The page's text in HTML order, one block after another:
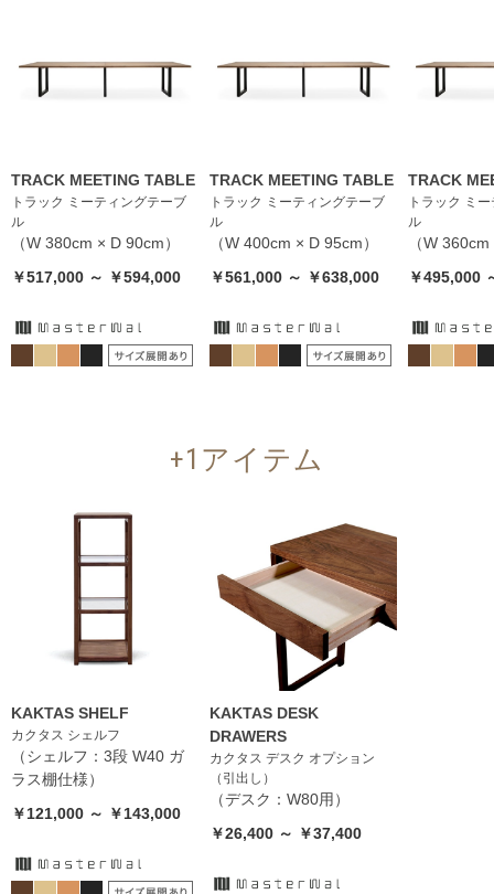
TRACK MEETING TABLE
トラック ミーティングテーブ
ル
（W 380cm × D 90cm）
￥517,000 ～ ￥594,000
TRACK MEETING TABLE
トラック ミーティングテーブ
ル
（W 400cm × D 95cm）
￥561,000 ～ ￥638,000
TRACK
トラック ミ
ル
（W
￥495,000
+1アイテム
KAKTAS SHELF
カクタス シェルフ
（シェルフ：3段 W40 ガ
ラス棚仕様）
￥121,000 ～ ￥143,000
KAKTAS DESK
DRAWERS
カクタス デスク オプション
（引出し）
（デスク：W80用）
￥26,400 ～ ￥37,400